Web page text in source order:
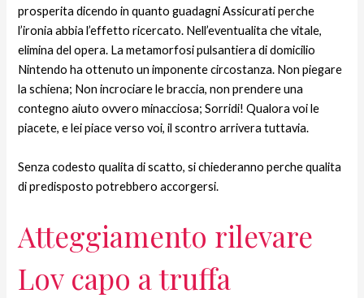
prosperita dicendo in quanto guadagni Assicurati perche
l’ironia abbia l’effetto ricercato. Nell’eventualita che vitale,
elimina del opera. La metamorfosi pulsantiera di domicilio
Nintendo ha ottenuto un imponente circostanza. Non piegare
la schiena; Non incrociare le braccia, non prendere una
contegno aiuto ovvero minacciosa; Sorridi! Qualora voi le
piacete, e lei piace verso voi, il scontro arrivera tuttavia.
Senza codesto qualita di scatto, si chiederanno perche qualita
di predisposto potrebbero accorgersi.
Atteggiamento rilevare
Lov capo a truffa